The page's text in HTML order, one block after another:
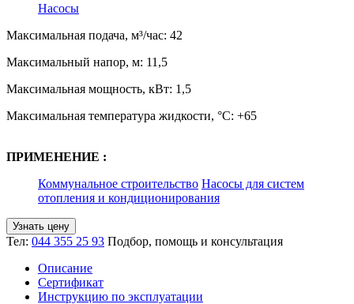
Насосы
Максимальная подача, м³/час: 42
Максимальный напор, м: 11,5
Максимальная мощность, кВт: 1,5
Максимальная температура жидкости, °C: +65
ПРИМЕНЕНИЕ :
Коммунальное строительство Насосы для систем
отопления и кондиционирования
Узнать цену
Тел: 044 355 25 93 Подбор, помощь и консультация
Описание
Сертификат
Инструкцию по эксплуатации